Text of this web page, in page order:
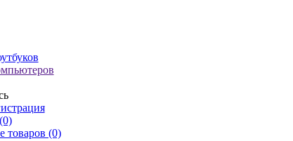
товаров (0)